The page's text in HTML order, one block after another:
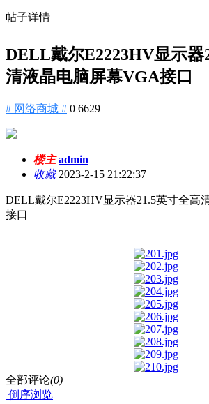
帖子详情
DELL戴尔E2223HV显示器
清液晶电脑屏幕VGA接口
# 网络商城 # 0 6629
楼主 admin
收藏2023-2-15 21:22:37
DELL戴尔E2223HV显示器21.5英寸全高
接口
全部评论(0)
倒序浏览